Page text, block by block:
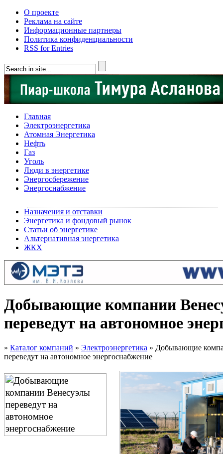
О проекте
Реклама на сайте
Информационные партнеры
Политика конфиденциальности
RSS for Entries
Главная
Электроэнергетика
Атомная Энергетика
Нефть
Газ
Уголь
Люди в энергетике
Энергосбережение
Энергоснабжение
Назначения и отставки
Энергетика и фондовый рынок
Статьи об энергетике
Альтернативная энергетика
ЖКХ
Добывающие компании
переведут на автономное
» Каталог компаний » Электроэнергетика » Добывающие
переведут на автономное энергоснабжение